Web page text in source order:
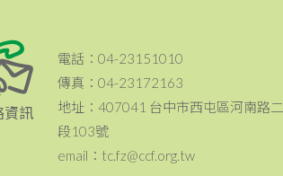
資訊
電話：04-23151010
傳真：04-23172163
地址：407041 台中市西屯區河南路二
段103號
email：tc.fz@ccf.org.tw